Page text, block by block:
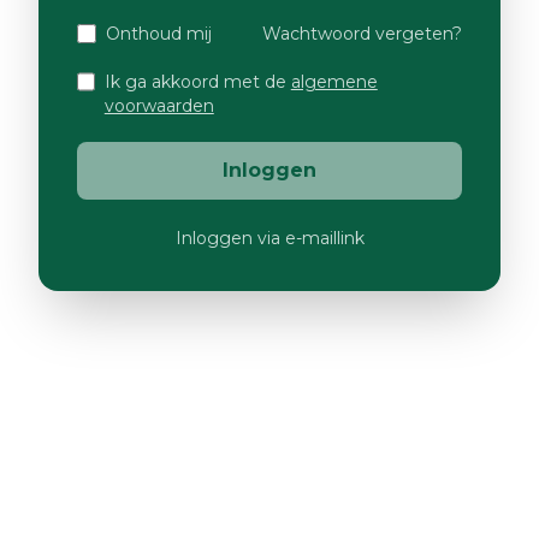
Onthoud mij Wachtwoord vergeten?
Ik ga akkoord met de algemene
voorwaarden
Inloggen
Inloggen via e-maillink